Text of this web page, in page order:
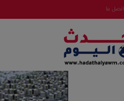
اتصل بنا